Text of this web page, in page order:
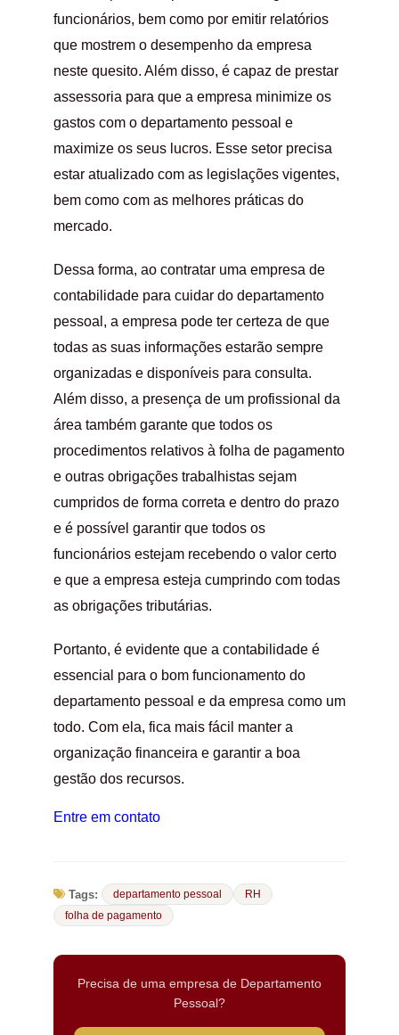
funcionários, bem como por emitir relatórios
que mostrem o desempenho da empresa
neste quesito. Além disso, é capaz de prestar
assessoria para que a empresa minimize os
gastos com o departamento pessoal e
maximize os seus lucros. Esse setor precisa
estar atualizado com as legislações vigentes,
bem como com as melhores práticas do
mercado.
Dessa forma, ao contratar uma empresa de
contabilidade para cuidar do departamento
pessoal, a empresa pode ter certeza de que
todas as suas informações estarão sempre
organizadas e disponíveis para consulta.
Além disso, a presença de um profissional da
área também garante que todos os
procedimentos relativos à folha de pagamento
e outras obrigações trabalhistas sejam
cumpridos de forma correta e dentro do prazo
e é possível garantir que todos os
funcionários estejam recebendo o valor certo
e que a empresa esteja cumprindo com todas
as obrigações tributárias.
Portanto, é evidente que a contabilidade é
essencial para o bom funcionamento do
departamento pessoal e da empresa como um
todo. Com ela, fica mais fácil manter a
organização financeira e garantir a boa
gestão dos recursos.
Entre em contato
Tags: departamento pessoal
RH
folha de pagamento
Precisa de uma empresa de Departamento
Pessoal?